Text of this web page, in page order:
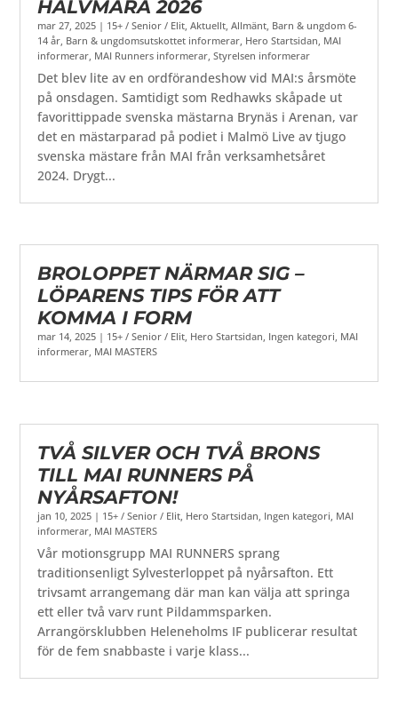
HALVMARA 2026
mar 27, 2025 | 15+ / Senior / Elit,Aktuellt,Allmänt, Barn & ungdom 6-
14 år, Barn & ungdomsutskottet informerar, Hero Startsidan, MAI
informerar, MAI Runners informerar,Styrelsen informerar
Det blev lite av en ordförandeshow vid MAI:s årsmöte
på onsdagen. Samtidigt som Redhawks skåpade ut
favorittippade svenska mästarna Brynäs i Arenan, var
det en mästarparad på podiet i Malmö Live av tjugo
svenska mästare från MAI från verksamhetsåret
2024. Drygt...
BROLOPPET NÄRMAR SIG –
LÖPARENS TIPS FÖR ATT
KOMMA I FORM
mar 14, 2025 | 15+ / Senior / Elit, Hero Startsidan, Ingen kategori, MAI
informerar, MAI MASTERS
TVÅ SILVER OCH TVÅ BRONS
TILL MAI RUNNERS PÅ
NYÅRSAFTON!
jan 10, 2025 | 15+ / Senior / Elit Hero Startsidan Ingen kategori MAI
informerar MAI MASTERS
Vår motionsgrupp MAI RUNNERS sprang
traditionsenligt Sylvesterloppet på nyårsafton. Ett
trivsamt arrangemang där man kan välja att springa
ett eller två varv runt Pildammsparken.
Arrangörsklubben Heleneholms IF publicerar resultat
för de fem snabbaste i varje klass...